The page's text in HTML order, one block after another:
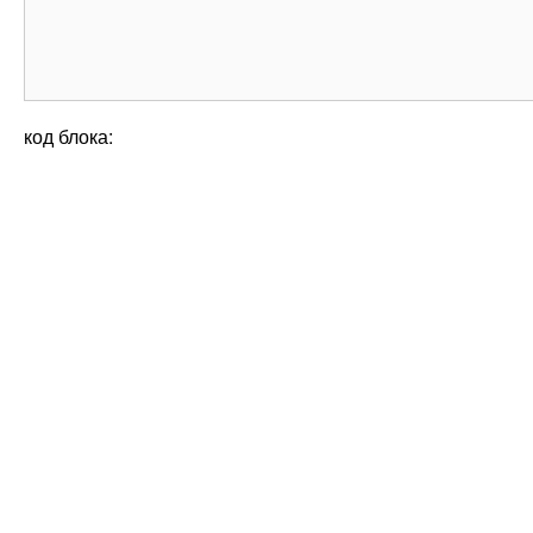
код блока: